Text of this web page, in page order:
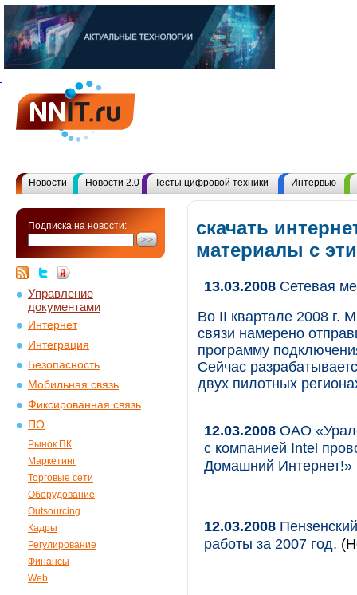
Новости Новости 2.0 Тесты цифровой техники Интервью
Подписка на новости:
Управление
документами
Интернет
Интеграция
Безопасность
Мобильная связь
Фиксированная связь
ПО
Рынок ПК
Маркетинг
Торговые сети
Оборудование
Outsourcing
Кадры
Регулирование
Финансы
Web
скачать
материалы с
13.03.2008 Сетевая
Во II квартале 2008 г.
связи намерено
программу
Сейчас
двух пилотных
12.03.2008 ОАО
с компанией Intel
Домашний Интернет!»
12.03.2008
работы за 2007 год.